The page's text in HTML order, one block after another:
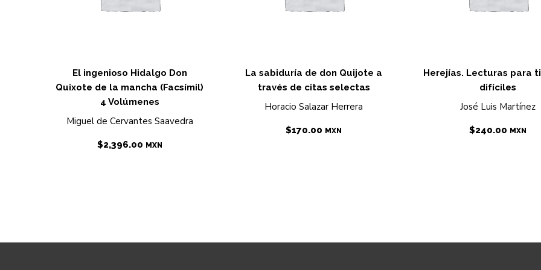
El ingenioso Hidalgo Don
Quixote de la mancha (Facsímil)
4 Volúmenes
Miguel de Cervantes Saavedra
$2,396.00 MXN
La sabiduría de don Quijote a
través de citas selectas
Horacio Salazar Herrera
$170.00 MXN
Herejías. Lecturas para
difíciles
José Luis Martínez
$240.00 MXN